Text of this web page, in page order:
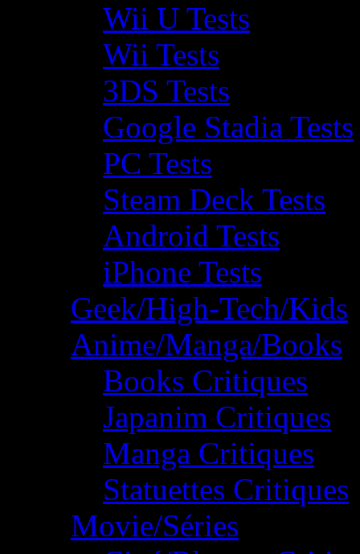
Wii U Tests
Wii Tests
3DS Tests
Google Stadia Tests
PC Tests
Steam Deck Tests
Android Tests
iPhone Tests
Geek/High-Tech/Kids
Anime/Manga/Books
Books Critiques
Japanim Critiques
Manga Critiques
Statuettes Critiques
Movie/Séries